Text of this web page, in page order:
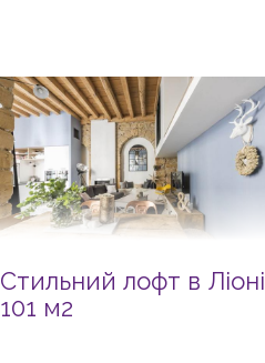
Стильний лофт в Ліоні
101 м2